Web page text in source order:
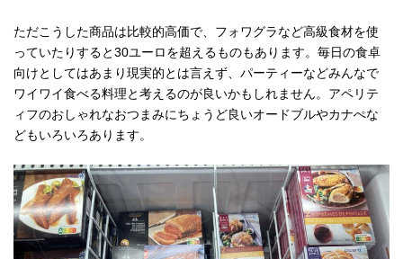
ただこうした商品は比較的高価で、フォワグラなど高級食材を使
っていたりすると30ユーロを超えるものもあります。毎日の食卓
向けとしてはあまり現実的とは言えず、パーティーなどみんなで
ワイワイ食べる料理と考えるのが良いかもしれません。アペリテ
ィフのおしゃれなおつまみにちょうど良いオードブルやカナぺな
どもいろいろあります。